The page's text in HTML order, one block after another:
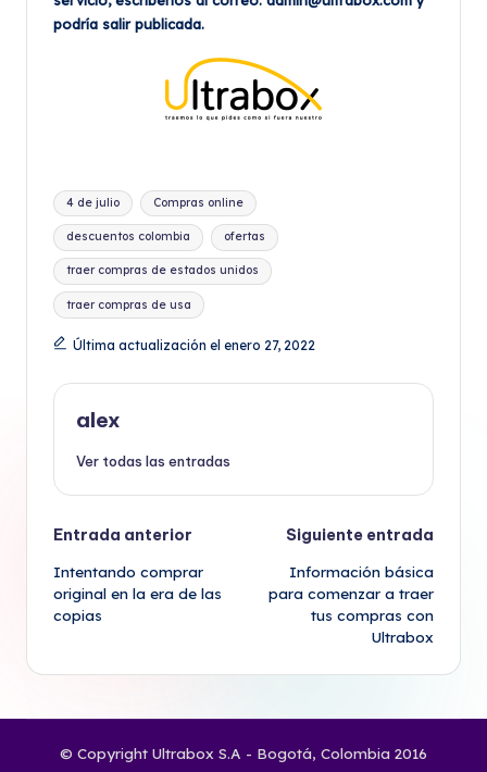
podría salir publicada.
Etiquetas:
4 de julio Compras online
descuentos colombia ofertas
traer compras de estados unidos
traer compras de usa
Última actualización el enero 27, 2022
alex
Ver todas las entradas
Navegación
de
entradas
Entrada anterior
Intentando comprar
original en la era de las
copias
Siguiente entrada
Información básica
para comenzar a traer
tus compras con
Ultrabox
© Copyright Ultrabox S.A - Bogotá, Colombia 2016